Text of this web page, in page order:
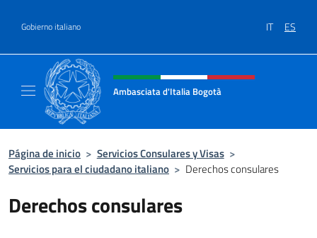
Gobierno italiano IT ES
Encabezado del sitio web,
Ambasciata d'Italia Bogotà
Página de inicio > Servicios Consulares y Visas >
Servicios para el ciudadano italiano > Derechos consulares
Derechos consulares